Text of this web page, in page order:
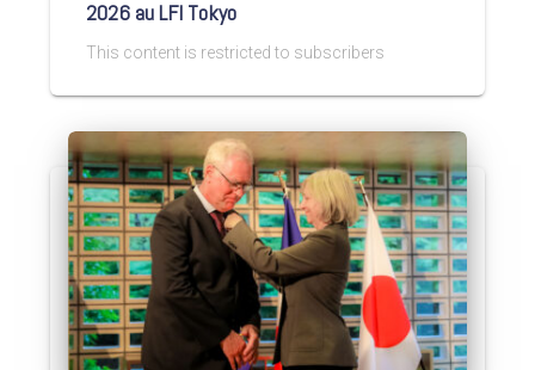
2026 au LFI Tokyo
This content is restricted to subscribers